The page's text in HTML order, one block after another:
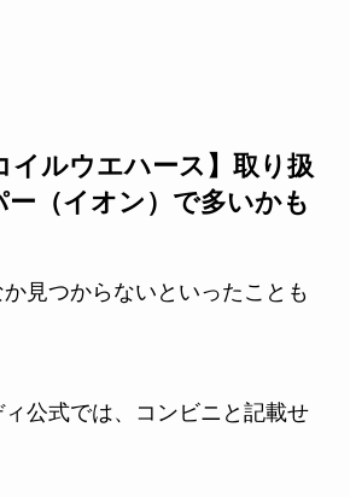
イルウエハース】取り扱
ー（イオン）で多いかも
見つからないといったことも
公式では、コンビニと記載せ